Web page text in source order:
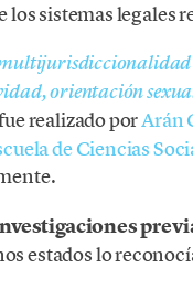
sistemas legales
orientación
realizado porArán
de Ciencias
estados lo